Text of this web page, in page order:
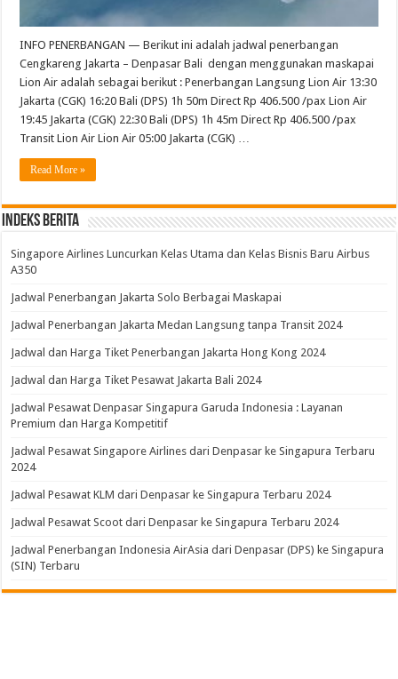
INFO PENERBANGAN — Berikut ini adalah jadwal penerbangan
Cengkareng Jakarta – Denpasar Bali dengan menggunakan maskapai
Lion Air adalah sebagai berikut : Penerbangan Langsung Lion Air 13:30
Jakarta (CGK) 16:20 Bali (DPS) 1h 50m Direct Rp 406.500 /pax Lion Air
19:45 Jakarta (CGK) 22:30 Bali (DPS) 1h 45m Direct Rp 406.500 /pax
Transit Lion Air Lion Air 05:00 Jakarta (CGK) …
Read More »
Indeks Berita
Singapore Airlines Luncurkan Kelas Utama dan Kelas Bisnis Baru Airbus
A350
Jadwal Penerbangan Jakarta Solo Berbagai Maskapai
Jadwal Penerbangan Jakarta Medan Langsung tanpa Transit 2024
Jadwal dan Harga Tiket Penerbangan Jakarta Hong Kong 2024
Jadwal dan Harga Tiket Pesawat Jakarta Bali 2024
Jadwal Pesawat Denpasar Singapura Garuda Indonesia : Layanan
Premium dan Harga Kompetitif
Jadwal Pesawat Singapore Airlines dari Denpasar ke Singapura Terbaru
2024
Jadwal Pesawat KLM dari Denpasar ke Singapura Terbaru 2024
Jadwal Pesawat Scoot dari Denpasar ke Singapura Terbaru 2024
Jadwal Penerbangan Indonesia AirAsia dari Denpasar (DPS) ke Singapura
(SIN) Terbaru